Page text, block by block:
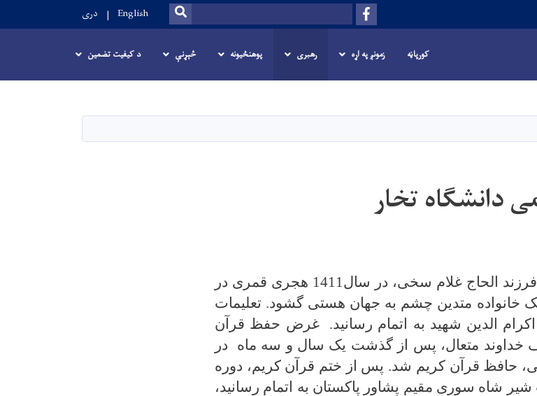
Facebook
SEARCH
English دری
کورپاڼه زمونږ په اړه رهبری پوهنځیونه څېړنې د کیفیت تضمین
دانشگاه تخار
ماستر قاری محمد بشیر مجاهد فرزند الحاج غلام سخی، در سال1411 هجری قمری در
خانواده متدین چشم به جهان هستی گشود. تعلیمات
اکرام الدین شهید به اتمام رسانید. غرض حفظ قرآن
خداوند متعال، پس از گذشت یک سال و سه ماه در
حافظ قرآن کریم شد. پس از ختم قرآن کریم، دوره
شاه سوری مقیم پشاور پاکستان به اتمام رسانید،